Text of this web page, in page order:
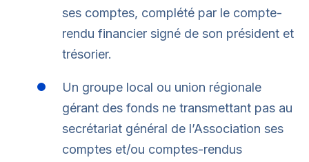
ses comptes, complété par le compte-
rendu financier signé de son président et
trésorier.
Un groupe local ou union régionale
gérant des fonds ne transmettant pas au
secrétariat général de l’Association ses
comptes et/ou comptes-rendus